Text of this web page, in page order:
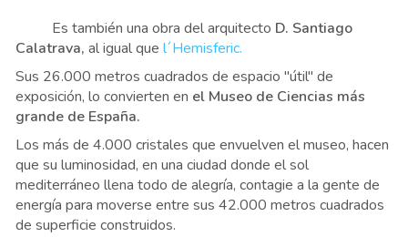
Es también una obra del arquitecto D. Santiago
Calatrava, al igual que l´Hemisferic.
Sus 26.000 metros cuadrados de espacio "útil" de
exposición, lo convierten en el Museo de Ciencias más
grande de España.
Los más de 4.000 cristales que envuelven el museo, hacen
que su luminosidad, en una ciudad donde el sol
mediterráneo llena todo de alegría, contagie a la gente de
energía para moverse entre sus 42.000 metros cuadrados
de superficie construidos.